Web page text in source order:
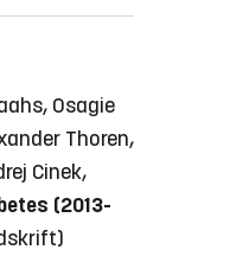
Osagie
Thoren,
Cinek,
(2013-